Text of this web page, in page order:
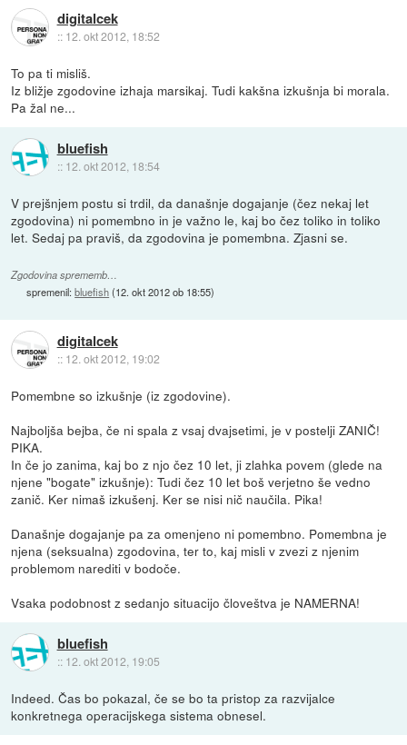
digitalcek
:: 12. okt 2012, 18:52
To pa ti misliš.
Iz bližje zgodovine izhaja marsikaj. Tudi kakšna izkušnja bi morala.
Pa žal ne...
bluefish
:: 12. okt 2012, 18:54
V prejšnjem postu si trdil, da današnje dogajanje (čez nekaj let
zgodovina) ni pomembno in je važno le, kaj bo čez toliko in toliko
let. Sedaj pa praviš, da zgodovina je pomembna. Zjasni se.
Zgodovina sprememb…
spremenil:bluefish(12. okt 2012 ob 18:55)
digitalcek
:: 12. okt 2012, 19:02
Pomembne so izkušnje (iz zgodovine).
Najboljša bejba, če ni spala z vsaj dvajsetimi, je v postelji ZANIČ!
PIKA.
In če jo zanima, kaj bo z njo čez 10 let, ji zlahka povem (glede na
njene "bogate" izkušnje): Tudi čez 10 let boš verjetno še vedno
zanič. Ker nimaš izkušenj. Ker se nisi nič naučila. Pika!
Današnje dogajanje pa za omenjeno ni pomembno. Pomembna je
njena (seksualna) zgodovina, ter to, kaj misli v zvezi z njenim
problemom narediti v bodoče.
Vsaka podobnost z sedanjo situacijo človeštva je NAMERNA!
bluefish
:: 12. okt 2012, 19:05
Indeed. Čas bo pokazal, če se bo ta pristop za razvijalce
konkretnega operacijskega sistema obnesel.